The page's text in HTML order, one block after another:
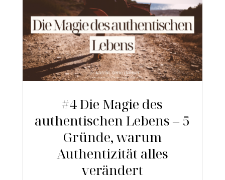
#4 Die Magie des
authentischen Lebens – 5
Gründe, warum
Authentizität alles
verändert